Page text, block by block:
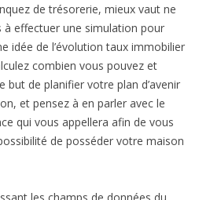
de trésorerie, mieux vaut ne
à effectuer une simulation pour
idée de l’évolution taux immobilier
combien vous pouvez et
but de planifier votre plan d’avenir
et pensez à en parler avec le
qui vous appellera afin de vous
de posséder votre maison
les champs de données du